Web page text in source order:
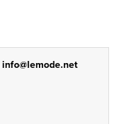
info@lemode.net